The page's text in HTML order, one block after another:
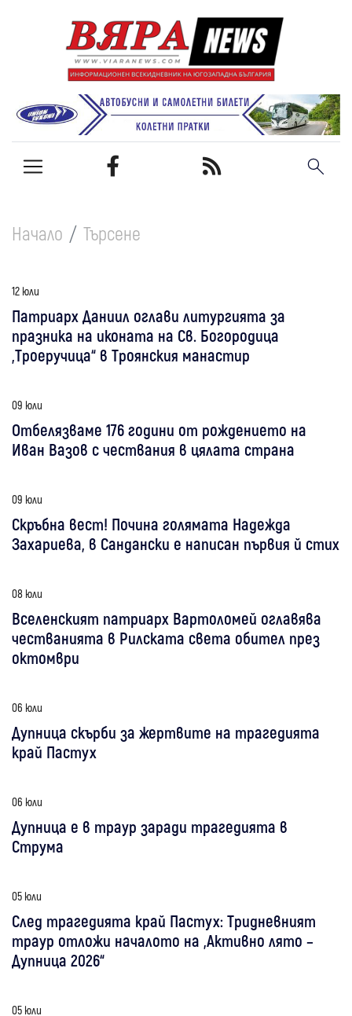
Начало Търсене
12 юли
Патриарх Даниил оглави литургията за
празника на иконата на Св. Богородица
„Троеручица“ в Троянския манастир
09 юли
Отбелязваме 176 години от рождението на
Иван Вазов с чествания в цялата страна
09 юли
Скръбна вест! Почина голямата Надежда
Захариева, в Сандански е написан първия й стих
08 юли
Вселенският патриарх Вартоломей оглавява
честванията в Рилската света обител през
октомври
06 юли
Дупница скърби за жертвите на трагедията
край Пастух
06 юли
Дупница е в траур заради трагедията в
Струма
05 юли
След трагедията край Пастух: Тридневният
траур отложи началото на „Активно лято –
Дупница 2026“
05 юли